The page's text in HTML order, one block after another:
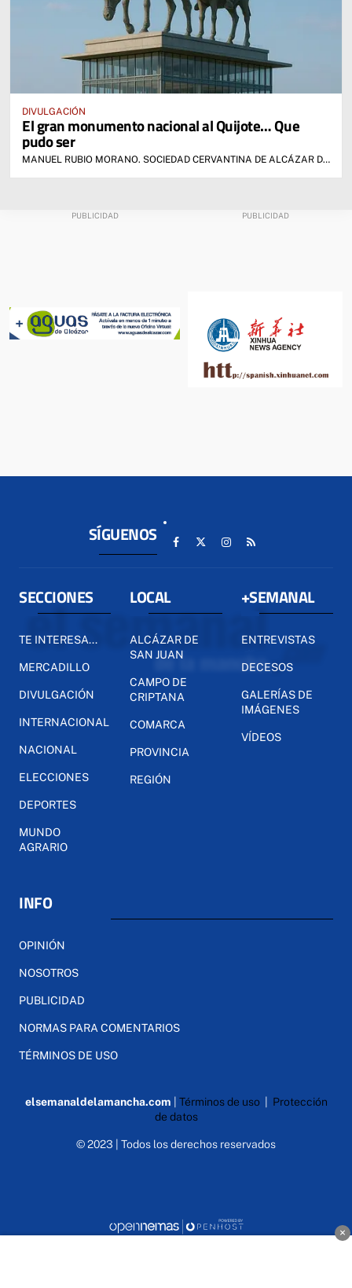
DIVULGACIÓN
El gran monumento nacional al Quijote… Que
pudo ser
MANUEL RUBIO MORANO. SOCIEDAD CERVANTINA DE ALCÁZAR DE SAN JUAN
SÍGUENOS
SECCIONES
TE INTERESA...
MERCADILLO
DIVULGACIÓN
INTERNACIONAL
NACIONAL
ELECCIONES
DEPORTES
MUNDO
AGRARIO
LOCAL
ALCÁZAR DE
SAN JUAN
CAMPO DE
CRIPTANA
COMARCA
PROVINCIA
REGIÓN
+SEMANAL
ENTREVISTAS
DECESOS
GALERÍAS DE
IMÁGENES
VÍDEOS
INFO
OPINIÓN
NOSOTROS
PUBLICIDAD
NORMAS PARA COMENTARIOS
TÉRMINOS DE USO
elsemanaldelamancha.com Términos de uso| Protección
de datos
© 2023 | Todos los derechos reservados
×